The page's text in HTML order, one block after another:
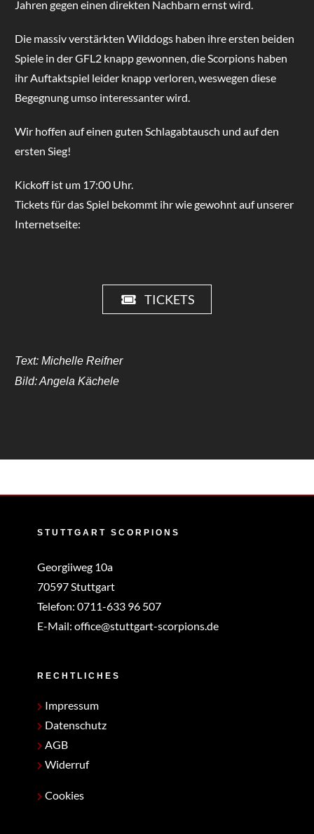
Jahren gegen einen direkten Nachbarn ernst wird.
Die massiv verstärkten Wilddogs haben ihre ersten beiden
Spiele in der GFL2 knapp gewonnen, die Scorpions haben
ihr Auftaktspiel leider knapp verloren, weswegen diese
Begegnung umso interessanter wird.
Wir hoffen auf einen guten Schlagabtausch und auf den
ersten Sieg!
Kickoff ist um 17:00 Uhr.
Tickets für das Spiel bekommt ihr wie gewohnt auf unserer
Internetseite:
TICKETS
Text: Michelle Reifner
Bild: Angela Kächele
STUTTGART SCORPIONS
Georgiiweg 10a
70597 Stuttgart
Telefon: 0711-633 96 507
E-Mail: office@stuttgart-scorpions.de
RECHTLICHES
Impressum
Datenschutz
AGB
Widerruf
Cookies